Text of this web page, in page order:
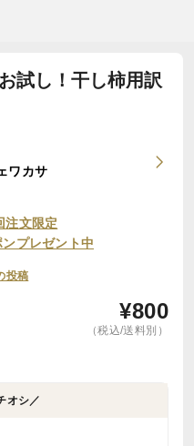
試し！干し柿用訳
ワカサ
注文限定
プレゼント中
投稿
¥800
（税込/送料別）
オシ／